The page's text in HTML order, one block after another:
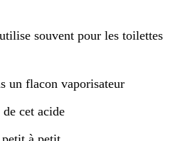
souvent pour les toilettes
un flacon vaporisateur
cet acide